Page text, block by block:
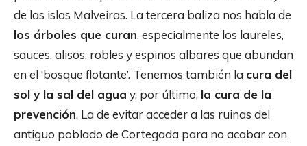
de las islas Malveiras. La tercera baliza nos habla de
los árboles que curan, especialmente los laureles,
sauces, alisos, robles y espinos albares que abundan
en el ‘bosque flotante’. Tenemos también la cura del
sol y la sal del agua y, por último, la cura de la
prevención. La de evitar acceder a las ruinas del
antiguo poblado de Cortegada para no acabar con